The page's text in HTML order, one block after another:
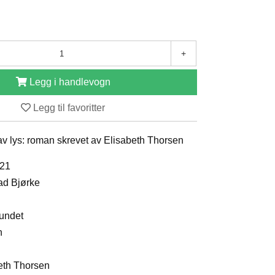
+
Legg i handlevogn
Legg til favoritter
lys: roman skrevet av Elisabeth Thorsen
Bjørke
Thorsen